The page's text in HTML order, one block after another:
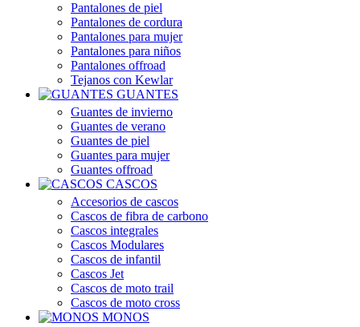
Pantalones de piel
Pantalones de cordura
Pantalones para mujer
Pantalones para niños
Pantalones offroad
Tejanos con Kewlar
GUANTES
Guantes de invierno
Guantes de verano
Guantes de piel
Guantes para mujer
Guantes offroad
CASCOS
Accesorios de cascos
Cascos de fibra de carbono
Cascos integrales
Cascos Modulares
Cascos de infantil
Cascos Jet
Cascos de moto trail
Cascos de moto cross
MONOS